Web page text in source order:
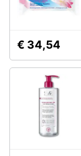
tutti
prodotti
antirughe
shampoo
€ 34,54